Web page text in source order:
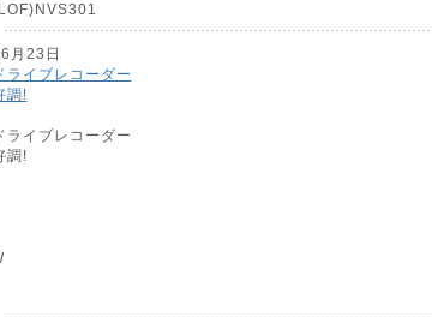
月23日
ライブレコーダー
調!
ライブレコーダー
調!